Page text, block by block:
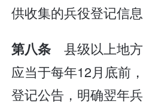
供收集的兵役登记信息
第八条县级以上地
应当于每年12月底前
登记公告，明确翌年